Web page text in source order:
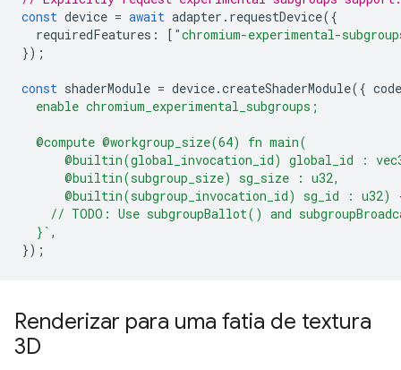
const device = await adapter . requestDevice({
requiredFeatures : [ "chromium-experimental-
});
const shaderModule = device.createShaderModule({ code
  enable chromium_experimental_subgroups;
  @compute @workgroup_size(64) fn main(
@builtin(global_invocation_id) global_id :
      @builtin(subgroup_size) sg_size : u32,
@builtin(subgroup_invocation_id) sg_id : u32)
// TODO: Use subgroupBallot() and
  }`
,
});
Renderizar para uma fatia de textura
3D